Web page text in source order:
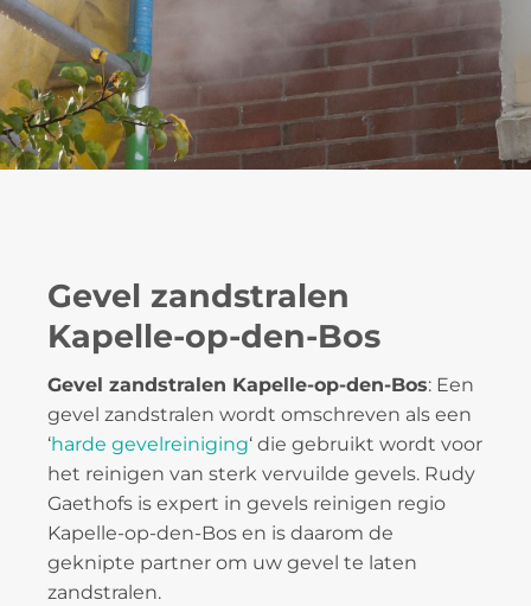
Gevel zandstralen
Kapelle-op-den-Bos
Gevel zandstralen Kapelle-op-den-Bos: Een
gevel zandstralen wordt omschreven als een
‘harde gevelreiniging‘ die gebruikt wordt voor
het reinigen van sterk vervuilde gevels. Rudy
Gaethofs is expert in gevels reinigen regio
Kapelle-op-den-Bos en is daarom de
geknipte partner om uw gevel te laten
zandstralen.